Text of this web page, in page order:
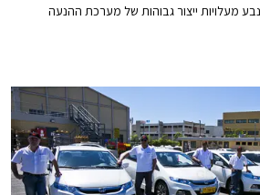
מעלויות ייצור גבוהות של מערכת ההנעה
בישראל כגון חניה חינם לצד מדרכות הצבועות